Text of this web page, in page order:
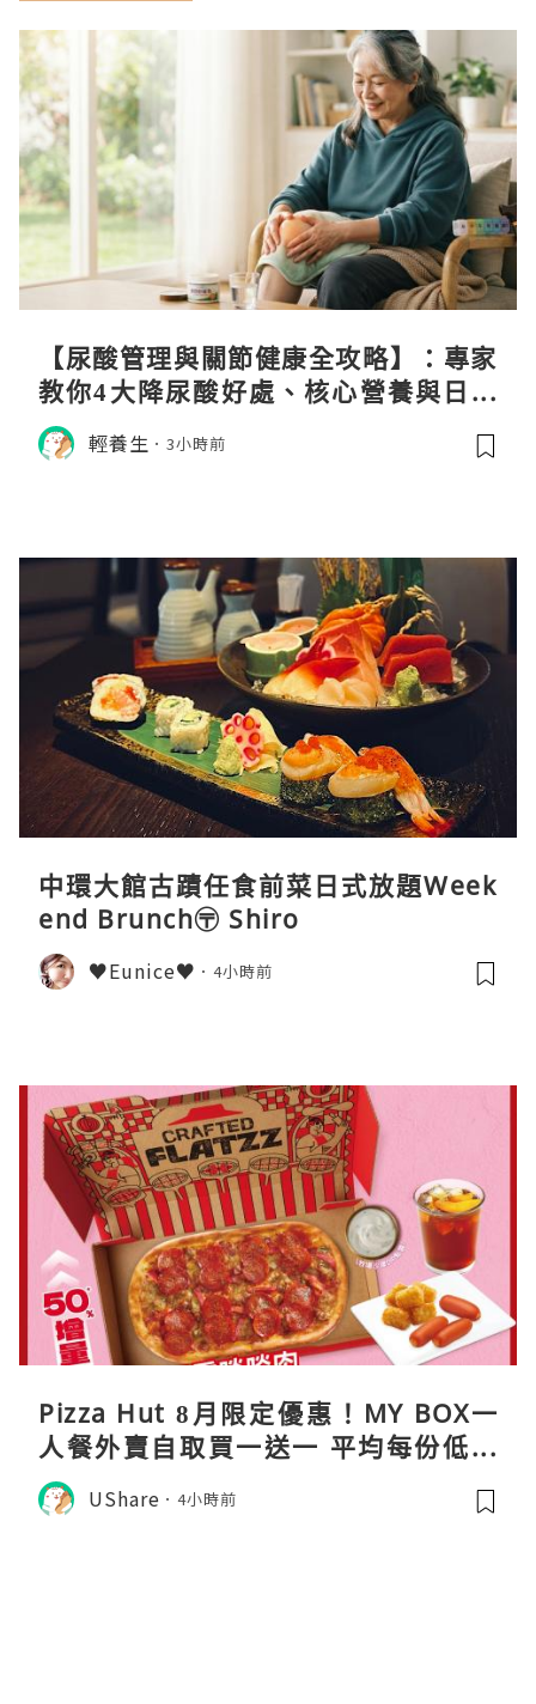
【尿酸管理與關節健康全攻略】：專家
教你4大降尿酸好處、核心營養與日常
飲食調理秘訣
輕養生 3小時前
中環大館古蹟任食前菜日式放題Week
end Brunch〶 Shiro
♥Eunice♥ 4小時前
Pizza Hut 8月限定優惠！MY BOX一
人餐外賣自取買一送一 平均每份低至
$31
UShare 4小時前